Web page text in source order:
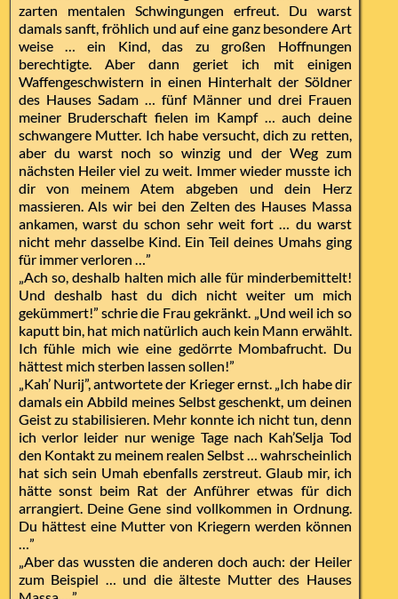
zarten mentalen Schwingungen erfreut. Du warst
damals sanft, fröhlich und auf eine ganz besondere Art
weise … ein Kind, das zu großen Hoffnungen
berechtigte. Aber dann geriet ich mit einigen
Waffengeschwistern in einen Hinterhalt der Söldner
des Hauses Sadam … fünf Männer und drei Frauen
meiner Bruderschaft fielen im Kampf … auch deine
schwangere Mutter. Ich habe versucht, dich zu retten,
aber du warst noch so winzig und der Weg zum
nächsten Heiler viel zu weit. Immer wieder musste ich
dir von meinem Atem abgeben und dein Herz
massieren. Als wir bei den Zelten des Hauses Massa
ankamen, warst du schon sehr weit fort … du warst
nicht mehr dasselbe Kind. Ein Teil deines Umahs ging
für immer verloren …”
„Ach so, deshalb halten mich alle für minderbemittelt!
Und deshalb hast du dich nicht weiter um mich
gekümmert!” schrie die Frau gekränkt. „Und weil ich so
kaputt bin, hat mich natürlich auch kein Mann erwählt.
Ich fühle mich wie eine gedörrte Mombafrucht. Du
hättest mich sterben lassen sollen!”
„Kah’ Nurij”, antwortete der Krieger ernst. „Ich habe dir
damals ein Abbild meines Selbst geschenkt, um deinen
Geist zu stabilisieren. Mehr konnte ich nicht tun, denn
ich verlor leider nur wenige Tage nach Kah’Selja Tod
den Kontakt zu meinem realen Selbst … wahrscheinlich
hat sich sein Umah ebenfalls zerstreut. Glaub mir, ich
hätte sonst beim Rat der Anführer etwas für dich
arrangiert. Deine Gene sind vollkommen in Ordnung.
Du hättest eine Mutter von Kriegern werden können
…”
„Aber das wussten die anderen doch auch: der Heiler
zum Beispiel … und die älteste Mutter des Hauses